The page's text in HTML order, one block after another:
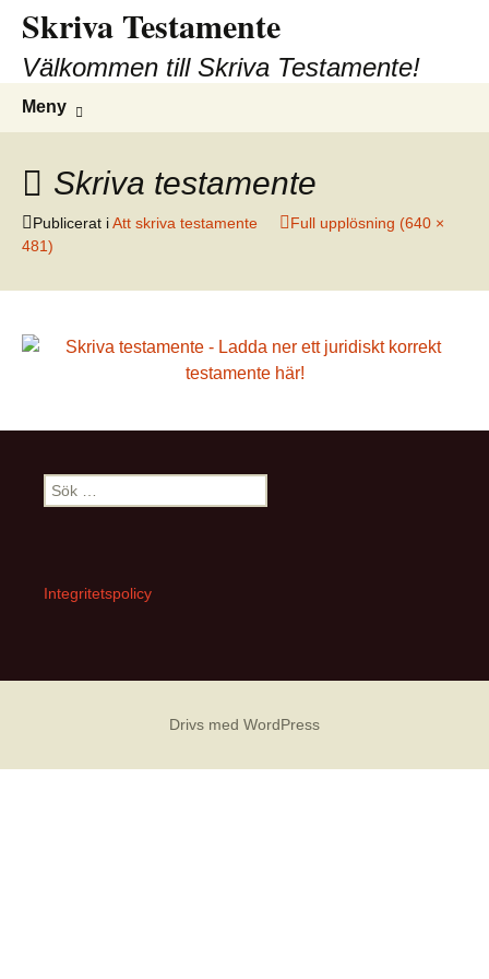
innehåll
Skriva Testamente
Välkommen till Skriva Testamente!
Meny
Skriva testamente
Publicerat iAtt skriva testamente
Full upplösning (640 ×
481)
Sök
efter:
Integritetspolicy
Drivs med WordPress